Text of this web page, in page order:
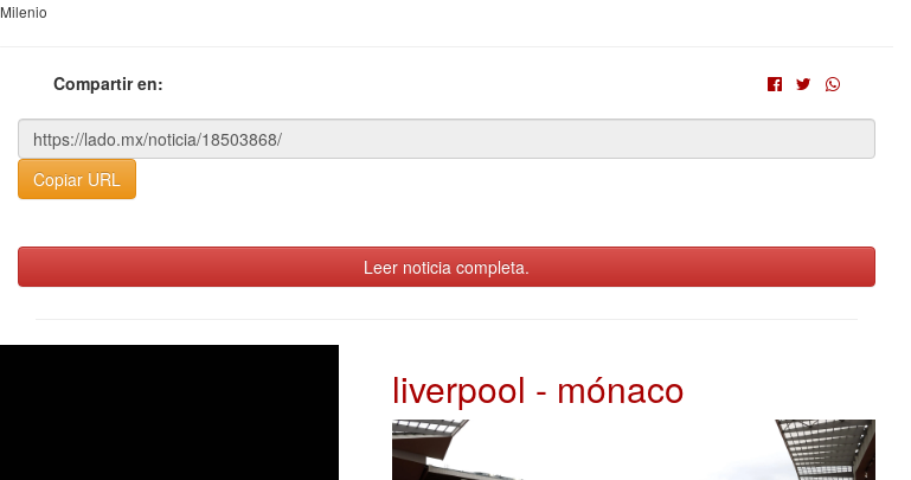
Milenio
Compartir en:
Copiar URL
Leer noticia completa.
liverpool - mónaco